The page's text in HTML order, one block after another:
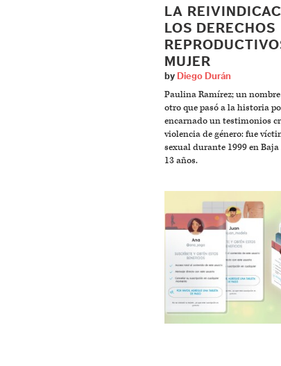
LA
LOS DERECHOS
MUJER
by Diego Durán
Paulina Ramírez; un
otro que pasó a la historia
encarnado un testimonios
violencia de género: fue
sexual durante 1999 en
13 años.